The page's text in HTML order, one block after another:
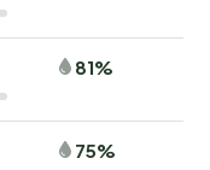
81%
75%